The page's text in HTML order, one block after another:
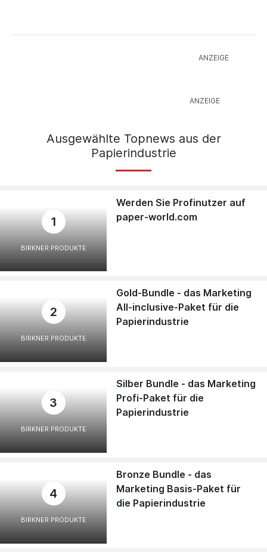
Ausgewählte Topnews aus der
Papierindustrie
1
BIRKNER PRODUKTE
Werden Sie Profinutzer auf
paper-world.com
2
BIRKNER PRODUKTE
Gold-Bundle - das Marketing
All-inclusive-Paket für die
Papierindustrie
3
BIRKNER PRODUKTE
Silber Bundle - das Marketing
Profi-Paket für die
Papierindustrie
4
BIRKNER PRODUKTE
Bronze Bundle - das
Marketing Basis-Paket für
die Papierindustrie